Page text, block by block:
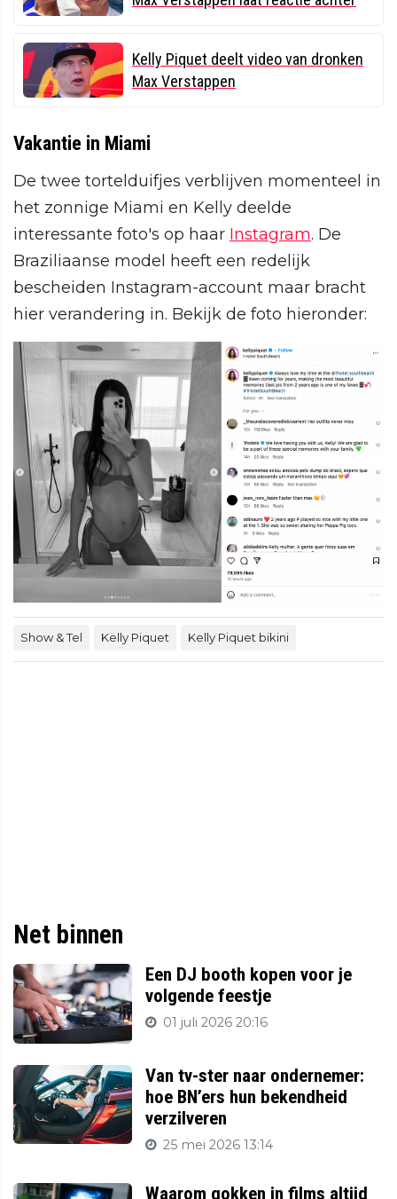
Kelly Piquet deelt video van dronken
Max Verstappen
Vakantie in Miami
De twee tortelduifjes verblijven momenteel in
het zonnige Miami en Kelly deelde
interessante foto's op haar Instagram. De
Braziliaanse model heeft een redelijk
bescheiden Instagram-account maar bracht
hier verandering in. Bekijk de foto hieronder:
Show & Tel Kelly Piquet Kelly Piquet bikini
Net binnen
Een DJ booth kopen voor je
volgende feestje
01 juli 2026 20:16
Van tv-ster naar ondernemer:
hoe BN’ers hun bekendheid
verzilveren
25 mei 2026 13:14
Waarom gokken in films altijd